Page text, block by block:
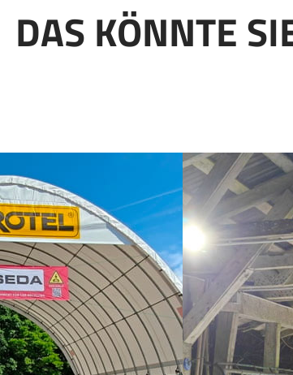
DAS KÖNNTE